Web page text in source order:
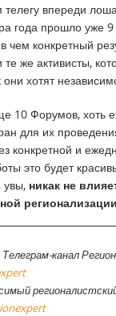
впереди
года прошло уже
чем конкретный
же активисты,
хотят
10 Форумов, хоть
для их
конкретной и
это будет
увы, никак не
канал